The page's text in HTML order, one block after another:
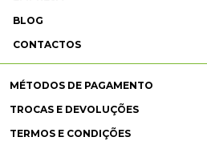
BLOG
CONTACTOS
MÉTODOS DE PAGAMENTO
TROCAS E DEVOLUÇÕES
TERMOS E CONDIÇÕES